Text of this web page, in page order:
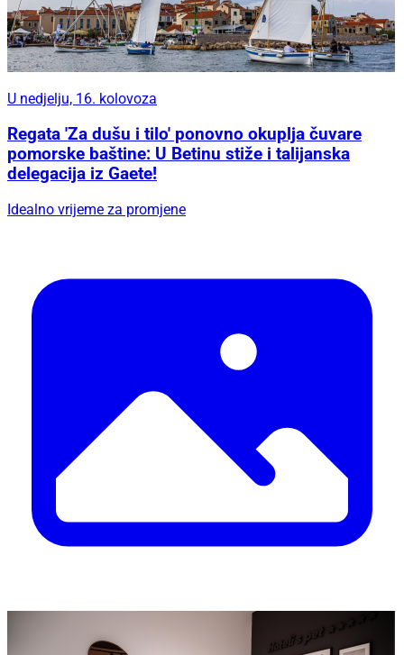
U nedjelju, 16. kolovoza
Regata 'Za dušu i tilo' ponovno okuplja čuvare
pomorske baštine: U Betinu stiže i talijanska
delegacija iz Gaete!
Idealno vrijeme za promjene